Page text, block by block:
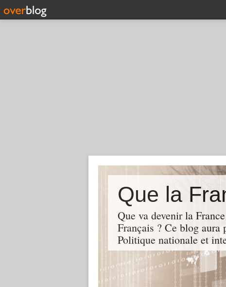
Que la
Que va devenir la
Français ? Ce blog aura
Politique nationale et